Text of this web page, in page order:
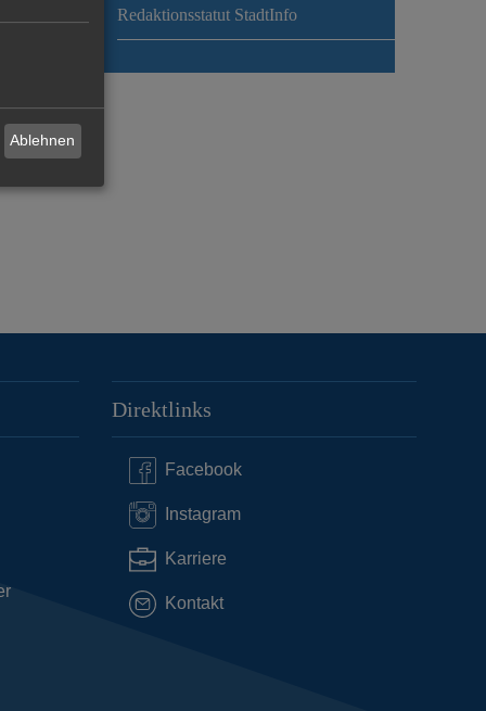
Redaktionsstatut StadtInfo
Direktlinks
Facebook
Instagram
Karriere
Kontakt
Ablehnen